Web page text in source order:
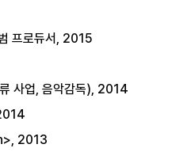
프로듀서, 2015
사업, 음악감독), 2014
2013